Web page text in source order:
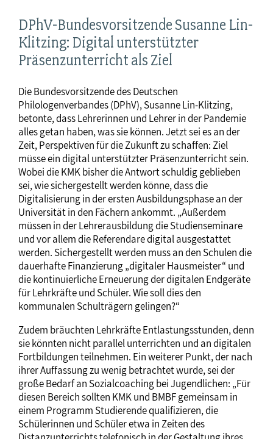
DPhV-Bundesvorsitzende Susanne Lin-
Klitzing: Digital unterstützter
Präsenzunterricht als Ziel
Die Bundesvorsitzende des Deutschen
Philologenverbandes (DPhV), Susanne Lin-Klitzing,
betonte, dass Lehrerinnen und Lehrer in der Pandemie
alles getan haben, was sie können. Jetzt sei es an der
Zeit, Perspektiven für die Zukunft zu schaffen: Ziel
müsse ein digital unterstützter Präsenzunterricht sein.
Wobei die KMK bisher die Antwort schuldig geblieben
sei, wie sichergestellt werden könne, dass die
Digitalisierung in der ersten Ausbildungsphase an der
Universität in den Fächern ankommt. „Außerdem
müssen in der Lehrerausbildung die Studienseminare
und vor allem die Referendare digital ausgestattet
werden. Sichergestellt werden muss an den Schulen die
dauerhafte Finanzierung „digitaler Hausmeister“ und
die kontinuierliche Erneuerung der digitalen Endgeräte
für Lehrkräfte und Schüler. Wie soll dies den
kommunalen Schulträgern gelingen?“
Zudem bräuchten Lehrkräfte Entlastungsstunden, denn
sie könnten nicht parallel unterrichten und an digitalen
Fortbildungen teilnehmen. Ein weiterer Punkt, der nach
ihrer Auffassung zu wenig betrachtet wurde, sei der
große Bedarf an Sozialcoaching bei Jugendlichen: „Für
diesen Bereich sollten KMK und BMBF gemeinsam in
einem Programm Studierende qualifizieren, die
Schülerinnen und Schüler etwa in Zeiten des